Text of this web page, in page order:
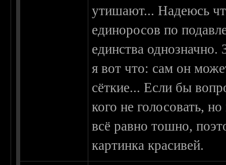
утишают... Надеюсь
единоросов по
единства
я вот что: сам он
сёткие... Если бы
кого не голосовать,
всё равно тошно,
картинка красивей.